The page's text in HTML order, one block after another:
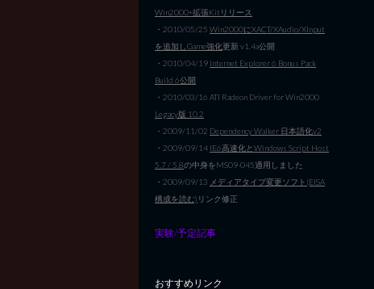
Win2000+拡張Kitリリース
・2010/05/25 Win2000にXACT/XAudio/XInput
を追加しGame強化更新 v1.4a公開
・2010/04/19 Internet Explorer 6 Bonus Pack
Build 6公開
・2010/03/16 ATI Radeon Driver for Win2000
Legacy版 10.2
・2009/11/02 Dependency Walker 日本語化v2
・2009/09/14 IE6高速化とWindows Script Host
5.7 / 5.8の中身をMS09-045適用しました
・2009/09/13 メディアタイプ変更ソフト(EISA
構成を読む) リンク修正
実験/予定記事
おすすめリンク